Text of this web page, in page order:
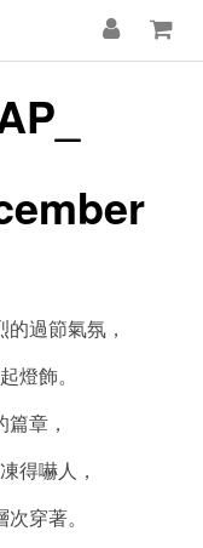
過節氣氛，
燈飾。
章，
得嚇人，
穿著。